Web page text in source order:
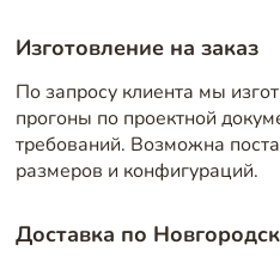
Изготовление на заказ
По запросу клиента мы
прогоны по проектной
требований. Возможна
размеров и конфигураций.
Доставка по